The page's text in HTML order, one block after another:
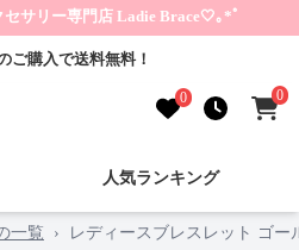
サリー専門店 Ladie Brace🤍｡*ﾟ
ご購入で送料無料！
0 0
人気ランキング
一覧 › レディースブレスレット ゴ